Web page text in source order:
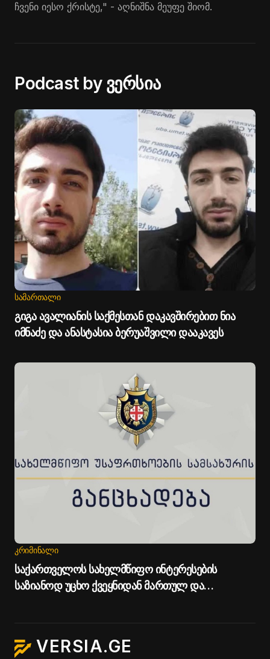
ჩვენი იესო ქრისტე," - აღნიშნა მეუფე შიომ.
Podcast by ვერსია
ᲡᲐᲛᲐᲠᲗᲐᲚᲘ
გიგა ავალიანის საქმესთან დაკავშირებით ნია
იმნაძე და ანასტასია ბერუაშვილი დააკავეს
ᲙᲠᲘᲛᲘᲜᲐᲚᲘ
საქართველოს სახელმწიფო ინტერესების
საზიანოდ უცხო ქვეყნიდან მართულ და
VERSIA.GE